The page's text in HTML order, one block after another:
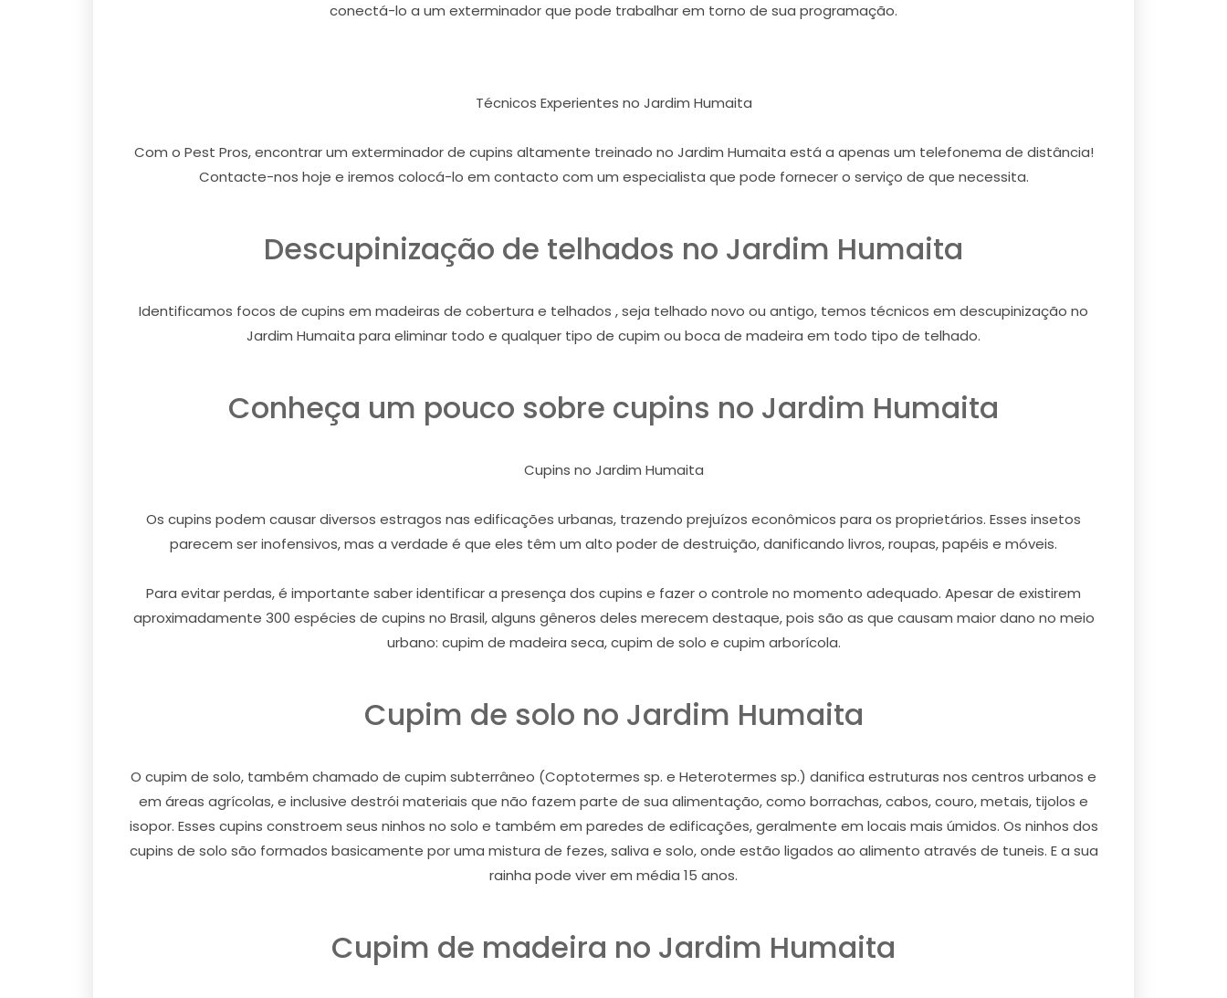
conectá-lo a um exterminador que pode trabalhar em torno de sua programação.
Técnicos Experientes no Jardim Humaita
Com o Pest Pros, encontrar um exterminador de cupins altamente treinado no Jardim Humaita está a apenas um telefonema de distância!
Contacte-nos hoje e iremos colocá-lo em contacto com um especialista que pode fornecer o serviço de que necessita.
Descupinização de telhados no Jardim Humaita
Identificamos focos de cupins em madeiras de cobertura e telhados , seja telhado novo ou antigo, temos técnicos em descupinização no
Jardim Humaita para eliminar todo e qualquer tipo de cupim ou boca de madeira em todo tipo de telhado.
Conheça um pouco sobre cupins no Jardim Humaita
Cupins no Jardim Humaita
Os cupins podem causar diversos estragos nas edificações urbanas, trazendo prejuízos econômicos para os proprietários. Esses insetos
parecem ser inofensivos, mas a verdade é que eles têm um alto poder de destruição, danificando livros, roupas, papéis e móveis.
Para evitar perdas, é importante saber identificar a presença dos cupins e fazer o controle no momento adequado. Apesar de existirem
aproximadamente 300 espécies de cupins no Brasil, alguns gêneros deles merecem destaque, pois são as que causam maior dano no meio
urbano: cupim de madeira seca, cupim de solo e cupim arborícola.
Cupim de solo no Jardim Humaita
O cupim de solo, também chamado de cupim subterrâneo (Coptotermes sp. e Heterotermes sp.) danifica estruturas nos centros urbanos e
em áreas agrícolas, e inclusive destrói materiais que não fazem parte de sua alimentação, como borrachas, cabos, couro, metais, tijolos e
isopor. Esses cupins constroem seus ninhos no solo e também em paredes de edificações, geralmente em locais mais úmidos. Os ninhos dos
cupins de solo são formados basicamente por uma mistura de fezes, saliva e solo, onde estão ligados ao alimento através de tuneis. E a sua
rainha pode viver em média 15 anos.
Cupim de madeira no Jardim Humaita